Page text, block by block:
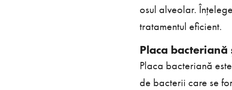
osul alveolar.
tratamentul eficient.
Placa bacteriană
Placa bacteriană
de bacterii care se